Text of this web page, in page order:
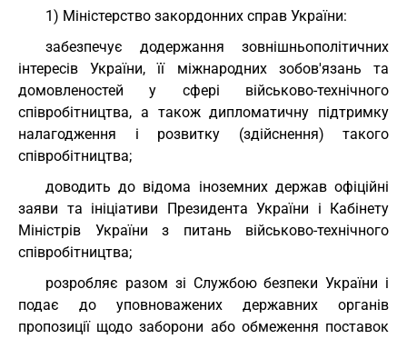
1) Міністерство закордонних справ України:
забезпечує додержання зовнішньополітичних
інтересів України, її міжнародних зобов'язань та
домовленостей у сфері військово-технічного
співробітництва, а також дипломатичну підтримку
налагодження і розвитку (здійснення) такого
співробітництва;
доводить до відома іноземних держав офіційні
заяви та ініціативи Президента України і Кабінету
Міністрів України з питань військово-технічного
співробітництва;
розробляє разом зі Службою безпеки України і
подає до уповноважених державних органів
пропозиції щодо заборони або обмеження поставок